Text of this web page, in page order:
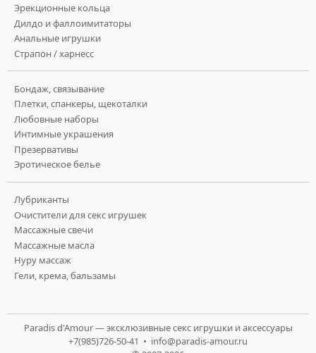
Эрекционные кольца
Дилдо и фаллоимитаторы
Анальные игрушки
Страпон / харнесс
Бондаж, связывание
Плетки, спанкеры, щекоталки
Любовные наборы
Интимные украшения
Презервативы
Эротическое белье
Лубриканты
Очистители для секс игрушек
Массажные свечи
Массажные масла
Нуру массаж
Гели, крема, бальзамы
Paradis d'Amour — эксклюзивные секс игрушки и аксессуары
+7(985)726-50-41 • info@paradis-amour.ru